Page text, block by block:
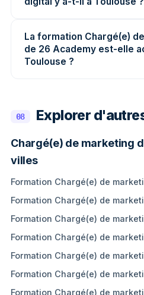
La formation Chargé(e)
de 26 Academy est-elle
Toulouse ?
08 Explorer
Chargé(e) de marketing
villes
Formation Chargé(e) de
Formation Chargé(e) de
Formation Chargé(e) de
Formation Chargé(e) de
Formation Chargé(e) de
Formation Chargé(e) de
Formation Chargé(e) de